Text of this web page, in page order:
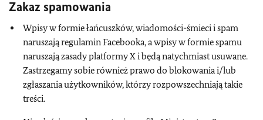
Zakaz spamowania
Wpisy w formie łańcuszków, wiadomości-śmieci i spam
naruszają regulamin Facebooka, a wpisy w formie spamu
naruszają zasady platformy X i będą natychmiast usuwane.
Zastrzegamy sobie również prawo do blokowania i/lub
zgłaszania użytkowników, którzy rozpowszechniają takie
treści.